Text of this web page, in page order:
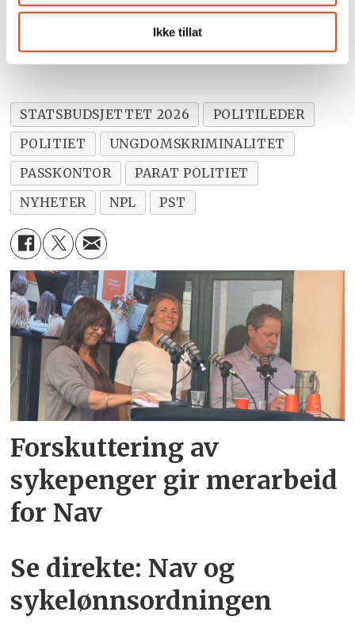
Ikke tillat
besøkstall. Kapasiteten skal erstattes
med passbusser.
STATSBUDSJETTET 2026
POLITILEDER
POLITIET
UNGDOMSKRIMINALITET
PASSKONTOR
PARAT POLITIET
NYHETER
NPL PST
Forskuttering av
sykepenger gir merarbeid
for Nav
Se direkte: Nav og
sykelønnsordningen